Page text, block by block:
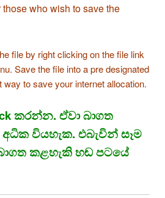
who wish to save the
file by right clicking on the file link
Save the file into a pre designated
to save your internet allocation.
කරන්න. ඒවා බාගත
අධික වියහැක. එබැවින් සෑම
කළහැකි හඬ පටයේ